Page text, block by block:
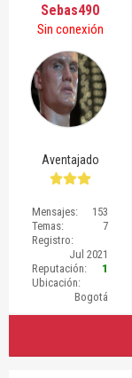
Sebas490
Sin conexión
Aventajado
Mensajes:
153
Temas:
7
Registro:
Jul 2021
Reputación:
1
Ubicación:
Bogotá